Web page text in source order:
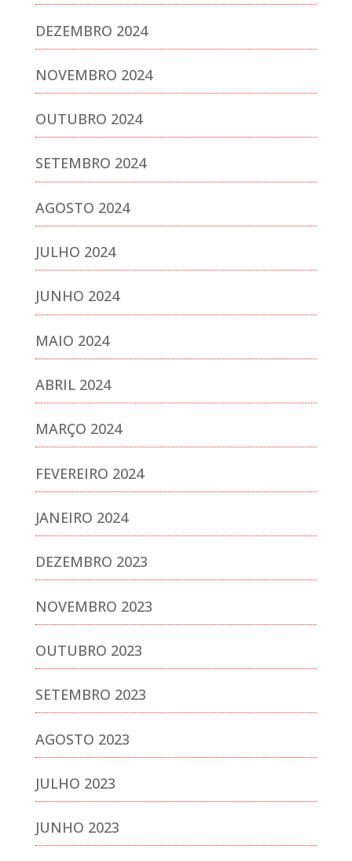
DEZEMBRO 2024
NOVEMBRO 2024
OUTUBRO 2024
SETEMBRO 2024
AGOSTO 2024
JULHO 2024
JUNHO 2024
MAIO 2024
ABRIL 2024
MARÇO 2024
FEVEREIRO 2024
JANEIRO 2024
DEZEMBRO 2023
NOVEMBRO 2023
OUTUBRO 2023
SETEMBRO 2023
AGOSTO 2023
JULHO 2023
JUNHO 2023